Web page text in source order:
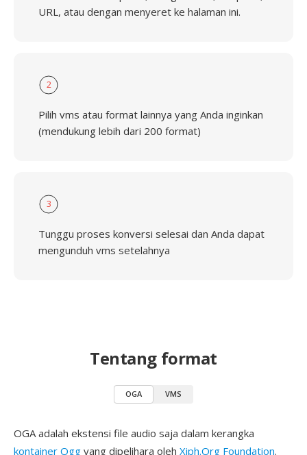
URL, atau dengan menyeret ke halaman ini.
2
Pilih vms atau format lainnya yang Anda inginkan
(mendukung lebih dari 200 format)
3
Tunggu proses konversi selesai dan Anda dapat
mengunduh vms setelahnya
Tentang format
OGA VMS
OGA adalah ekstensi file audio saja dalam kerangka
kontainer Ogg yang dipelihara oleh Xiph.Org Foundation.